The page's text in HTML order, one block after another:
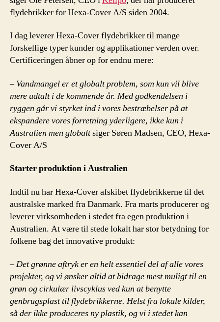
flydebrikker for Hexa-Cover A/S siden 2004.
I dag leverer Hexa-Cover flydebrikker til mange
forskellige typer kunder og applikationer verden over.
Certificeringen åbner op for endnu mere:
– Vandmangel er et globalt problem, som kun vil blive
mere udtalt i de kommende år. Med godkendelsen i
ryggen går vi styrket ind i vores bestræbelser på at
ekspandere vores forretning yderligere, ikke kun i
Australien men globaltsiger Søren Madsen, CEO, Hexa-
Cover A/S
Starter produktion i Australien
Indtil nu har Hexa-Cover afskibet flydebrikkerne til det
australske marked fra Danmark. Fra marts producerer og
leverer virksomheden i stedet fra egen produktion i
Australien. At være til stede lokalt har stor betydning for
folkene bag det innovative produkt:
– Det grønne aftryk er en helt essentiel del af alle vores
projekter, og vi ønsker altid at bidrage mest muligt til en
grøn og cirkulær livscyklus ved kun at benytte
genbrugsplast til flydebrikkerne. Helst fra lokale kilder,
så der ikke produceres ny plastik, og vi i stedet kan